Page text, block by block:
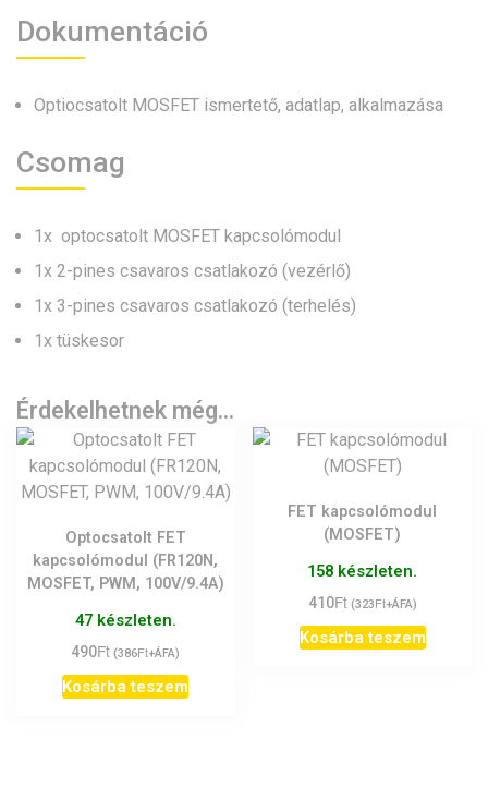
Dokumentáció
Optiocsatolt MOSFET ismertető, adatlap, alkalmazása
Csomag
1x optocsatolt MOSFET kapcsolómodul
1x 2-pines csavaros csatlakozó (vezérlő)
1x 3-pines csavaros csatlakozó (terhelés)
1x tüskesor
Érdekelhetnek még…
Optocsatolt FET
kapcsolómodul (FR120N,
MOSFET, PWM, 100V/9.4A)
47 készleten.
490Ft (386Ft+ÁFA)
Kosárba teszem
FET kapcsolómodul
(MOSFET)
158 készleten.
410Ft (323Ft+ÁFA)
Kosárba teszem